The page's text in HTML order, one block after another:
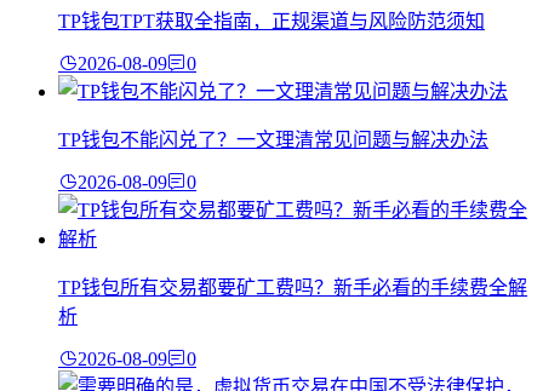
TP钱包TPT获取全指南，正规渠道与风险防范须知
2026-08-09 0
TP钱包不能闪兑了？一文理清常见问题与解决办法
2026-08-09 0
TP钱包所有交易都要矿工费吗？新手必看的手续费全解
析
2026-08-09 0